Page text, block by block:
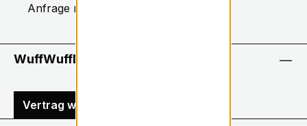
Anfrage möglich.
WuffWuffDesign-Hotline
Vertrag widerrufen